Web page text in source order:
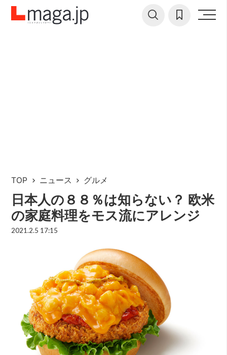
TOP ニュース グルメ
日本人の８８％は知らない？ 欧米
の家庭料理をモス流にアレンジ
2021.2.5 17:15